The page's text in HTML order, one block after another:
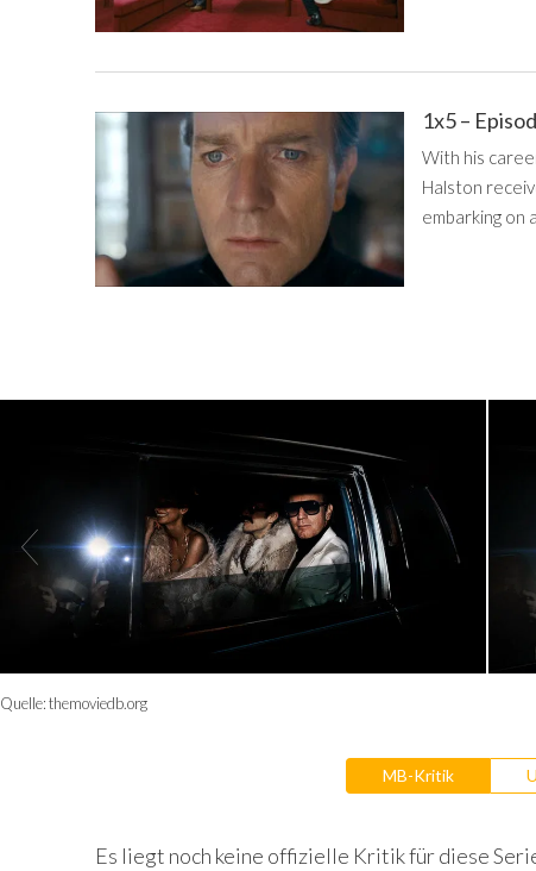
1x5 –
With his
Halston
embarking on
Quelle:themoviedb.org
MB-Kritik
Es liegt noch keine offizielle Kritik für diese